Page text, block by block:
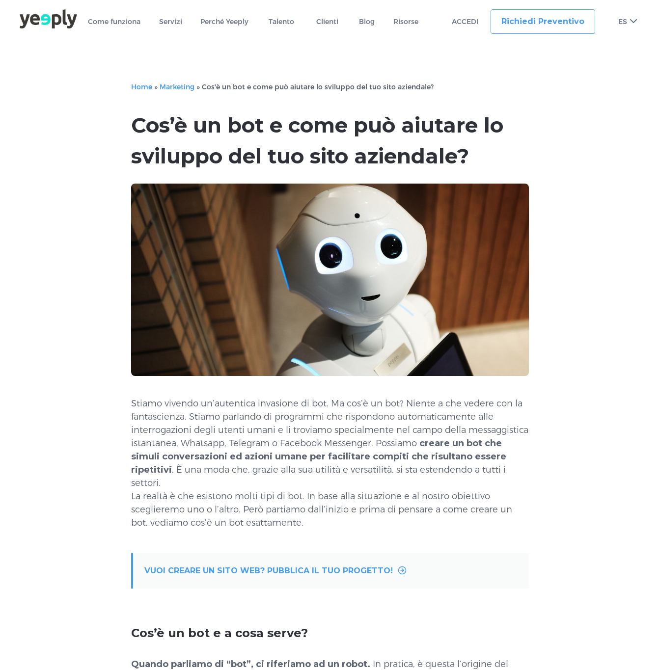
Come funziona Servizi Perché Yeeply Talento Clienti Blog Risorse ACCEDI Richiedi Preventivo ES
Home » Marketing » Cos'è un bot e come può aiutare lo sviluppo del tuo sito aziendale?
Cos’è un bot e come può aiutare lo
sviluppo del tuo sito aziendale?
Stiamo vivendo un’autentica invasione di bot. Ma cos’è un bot? Niente a che vedere con la
fantascienza. Stiamo parlando di programmi che rispondono automaticamente alle
interrogazioni degli utenti umani e li troviamo specialmente nel campo della messaggistica
istantanea, Whatsapp, Telegram o Facebook Messenger. Possiamo creare un bot che
simuli conversazioni ed azioni umane per facilitare compiti che risultano essere
ripetitivi. È una moda che, grazie alla sua utilità e versatilità, si sta estendendo a tutti i
settori.
La realtà è che esistono molti tipi di bot. In base alla situazione e al nostro obiettivo
sceglieremo uno o l’altro. Però partiamo dall’inizio e prima di pensare a come creare un
bot, vediamo cos’è un bot esattamente.
VUOI CREARE UN SITO WEB? PUBBLICA IL TUO PROGETTO!
Cos’è un bot e a cosa serve?
Quando parliamo di “bot”, ci riferiamo ad un robot. In pratica, è questa l’origine del